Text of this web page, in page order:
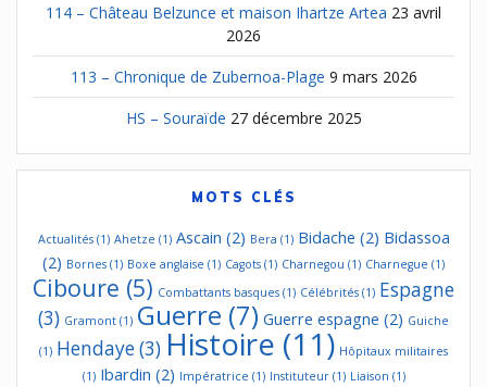
114 – Château Belzunce et maison Ihartze Artea 23 avril
2026
113 – Chronique de Zubernoa-Plage 9 mars 2026
HS – Souraïde 27 décembre 2025
MOTS CLÉS
Actualités(1) Ahetze (1) Ascain (2) Bera (1) Bidache (2) Bidassoa
(2) Bornes (1) Boxe anglaise (1) Cagots (1) Charnegou (1) Charnegue (1)
Ciboure (5) Combattants basques (1) Célébrités (1) Espagne
(3) Gramont (1) Guerre (7) Guerre espagne (2) Guiche
(1) Hendaye(3) Histoire (11) Hôpitaux militaires
(1) Ibardin (2) Impératrice (1) Instituteur(1) Liaison (1)